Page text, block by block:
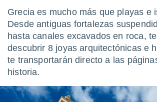
las
y
forma
digital
basada
Grecia es mucho más que playas e
Desde antiguas fortalezas
hasta canales excavados en roca,
descubrir 8 joyas arquitectónicas e
te transportarán directo a las
historia.